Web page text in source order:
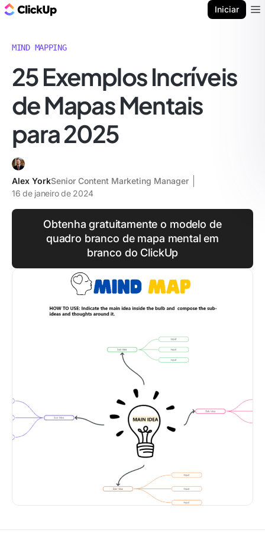
Iniciar
MIND MAPPING
25 Exemplos Incríveis
de Mapas Mentais
para 2025
Alex YorkSenior Content Marketing Manager
16 de janeiro de 2024
Obtenha gratuitamente o modelo de
quadro branco de mapa mental em
branco do ClickUp